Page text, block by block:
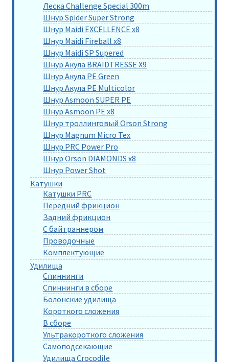
Леска Challenge Special 300m
Шнур Spider Super Strong
Шнур Maidi EXCELLENCE x8
Шнур Maidi Fireball x8
Шнур Maidi SP Supered
Шнур Акула BRAIDTRESSE X9
Шнур Акула PE Green
Шнур Акула PE Multicolor
Шнур Asmoon SUPER PE
Шнур Asmoon PE x8
Шнур троллинговый Orson Strong
Шнур Magnum Micro Tex
Шнур PRC Power Pro
Шнур Orson DIAMONDS x8
Шнур Power Shot
Катушки
Катушки PRC
Передний фрикцион
Задний фрикцион
С байтраннером
Проводочные
Комплектующие
Удилища
Спиннинги
Спиннинги в сборе
Болонские удилища
Короткого сложения
В сборе
Ультракороткого сложения
Самоподсекающие
Удилища Crocodile